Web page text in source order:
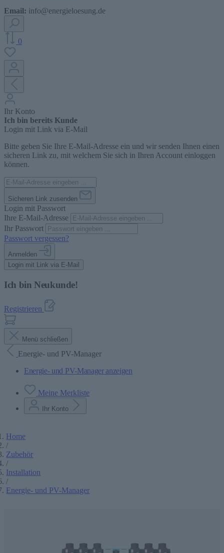
Email: info@energieloesung.de
0
Ihr Konto
Ich bin bereits Kunde
Login mit Link via E-Mail
Bitte geben Sie Ihre E-Mail-Adresse ein und wir senden Ihnen einen
sicheren Link zu, mit welchem Sie sich in Ihren Account einloggen
können.
Sicheren Link zusenden
Login mit Passwort
Ihre E-Mail-Adresse
Ihr Passwort
Passwort vergessen?
Anmelden
Login mit Link via E-Mail
Ich bin Neukunde!
Registrieren
Menü schließen
Energie- und PV-Manager
Energie- und PV-Manager anzeigen
Meine Merkliste
Ihr Konto
Home
/
Zubehör
/
Installation
/
Energie- und PV-Manager